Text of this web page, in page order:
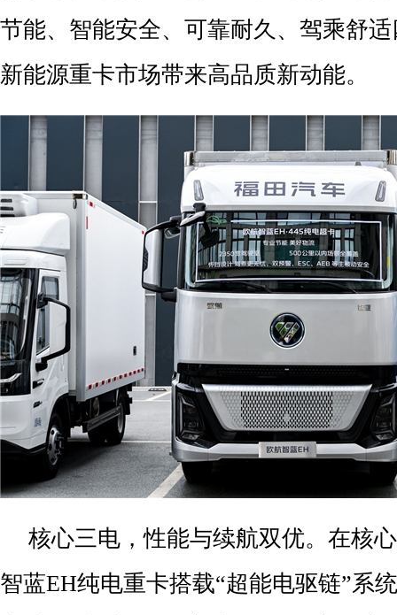
节能、智能安全、可靠耐久、驾乘舒
新能源重卡市场带来高品质新动能。
核心三电，性能与续航双优。在核
智蓝EH纯电重卡搭载“超能电驱链”系